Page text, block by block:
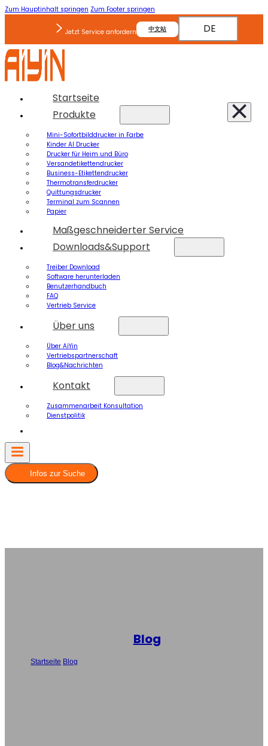
Zum Hauptinhalt springen Zum Footer springen
Jetzt Service anfordern 中文站 DE
Startseite
Produkte
Mini-Sofortbilddrucker in Farbe
Kinder AI Drucker
Drucker für Heim und Büro
Versandetikettendrucker
Business-Etikettendrucker
Thermotransferdrucker
Quittungsdrucker
Terminal zum Scannen
Papier
Maßgeschneiderter Service
Downloads&Support
Treiber Download
Software herunterladen
Benutzerhandbuch
FAQ
Vertrieb Service
Über uns
Über AiYin
Vertriebspartnerschaft
Blog&Nachrichten
Kontakt
Zusammenarbeit Konsultation
Dienstpolitik
Infos zur Suche
Blog
Startseite Blog